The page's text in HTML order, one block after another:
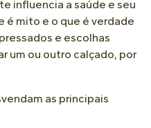
influencia a saúde e seu
é mito e o que é verdade
e escolhas
um ou outro calçado, por
as principais